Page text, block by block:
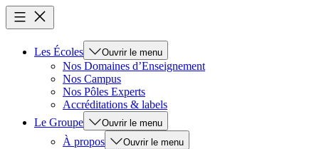
Les Écoles Ouvrir le menu
Nos Domaines d’Enseignement
Nos Campus
Nos Pôles Experts
Accréditations & labels
Le Groupe
Ouvrir le menu
À propos Ouvrir le menu